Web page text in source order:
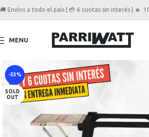
🚚 Envíos a todo el país | 💳 6 cuotas sin interés | 🔥
MENU
-53%
SOLD
OUT